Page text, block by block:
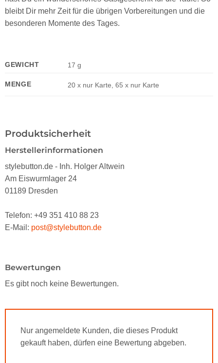
bleibt Dir mehr Zeit für die übrigen Vorbereitungen und die
besonderen Momente des Tages.
GEWICHT 17 g
MENGE 20 x nur Karte, 65 x nur Karte
Produktsicherheit
Herstellerinformationen
stylebutton.de - Inh. Holger Altwein
Am Eiswurmlager 24
01189 Dresden
Telefon: +49 351 410 88 23
E-Mail: post@stylebutton.de
Bewertungen
Es gibt noch keine Bewertungen.
Nur angemeldete Kunden, die dieses Produkt
gekauft haben, dürfen eine Bewertung abgeben.